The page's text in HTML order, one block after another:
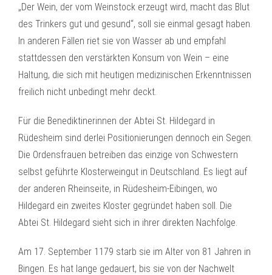
„Der Wein, der vom Weinstock erzeugt wird, macht das Blut
des Trinkers gut und gesund“, soll sie einmal gesagt haben.
In anderen Fällen riet sie von Wasser ab und empfahl
stattdessen den verstärkten Konsum von Wein – eine
Haltung, die sich mit heutigen medizinischen Erkenntnissen
freilich nicht unbedingt mehr deckt.
Für die Benediktinerinnen der Abtei St. Hildegard in
Rüdesheim sind derlei Positionierungen dennoch ein Segen.
Die Ordensfrauen betreiben das einzige von Schwestern
selbst geführte Klosterweingut in Deutschland. Es liegt auf
der anderen Rheinseite, in Rüdesheim-Eibingen, wo
Hildegard ein zweites Kloster gegründet haben soll. Die
Abtei St. Hildegard sieht sich in ihrer direkten Nachfolge.
Am 17. September 1179 starb sie im Alter von 81 Jahren in
Bingen. Es hat lange gedauert, bis sie von der Nachwelt